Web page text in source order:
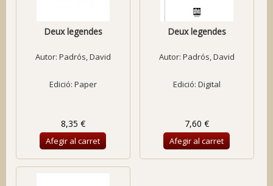
Deux legendes
Autor: Padrós, David
Edició: Paper
8,35 €
Afegir al carret
Deux legendes
Autor: Padrós, David
Edició: Digital
7,60 €
Afegir al carret